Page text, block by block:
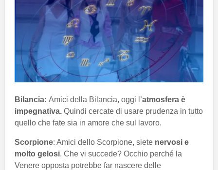
Bilancia: Amici della Bilancia, oggi l’atmosfera è
impegnativa. Quindi cercate di usare prudenza in tutto
quello che fate sia in amore che sul lavoro.
Scorpione: Amici dello Scorpione, siete nervosi e
molto gelosi. Che vi succede? Occhio perché la
Venere opposta potrebbe far nascere delle